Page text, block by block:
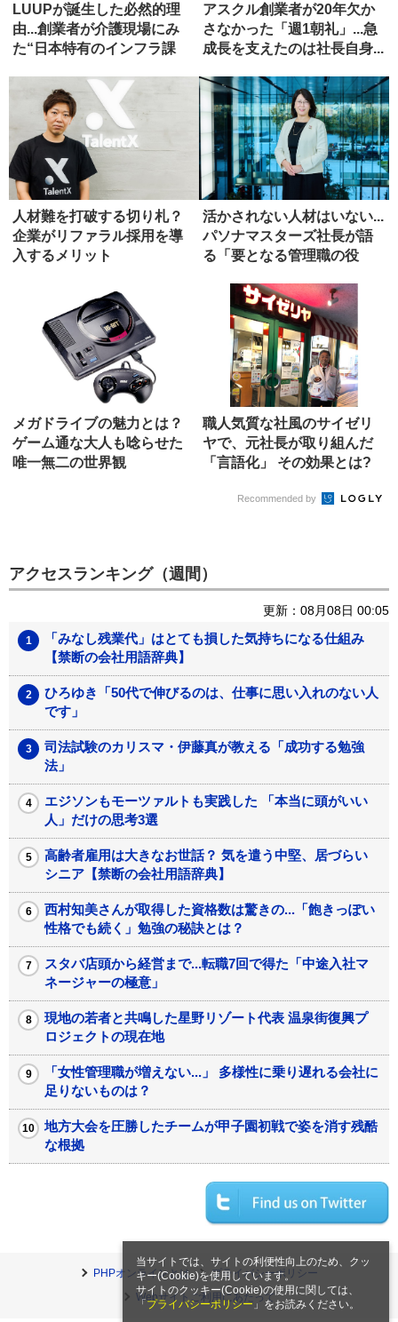
当サイトでは、サイトの利便性向上のため、クッ
キー(Cookie)を使用しています。
サイトのクッキー(Cookie)の使用に関しては、
「 プライバシーポリシー 」をお読みください。
LUUPが誕生した必然的理
由...創業者が介護現場にみ
た“日本特有のインフラ課
アスクル創業者が20年欠か
さなかった「週1朝礼」...急
成長を支えたのは社長自身...
人材難を打破する切り札？
企業がリファラル採用を導
入するメリット
活かされない人材はいない...
パソナマスターズ社長が語
る「要となる管理職の役
メガドライブの魅力とは？
ゲーム通な大人も唸らせた
唯一無二の世界観
職人気質な社風のサイゼリ
ヤで、元社長が取り組んだ
「言語化」 その効果とは?
Recommended by
アクセスランキング（週間）
更新：08月08日 00:05
「みなし残業代」はとても損した気持ちになる仕組み
【禁断の会社用語辞典】
ひろゆき「50代で伸びるのは、仕事に思い入れのない人
です」
司法試験のカリスマ・伊藤真が教える「成功する勉強
法」
エジソンもモーツァルトも実践した 「本当に頭がいい
人」だけの思考3選
高齢者雇用は大きなお世話？ 気を遣う中堅、居づらい
シニア【禁断の会社用語辞典】
西村知美さんが取得した資格数は驚きの...「飽きっぽい
性格でも続く」勉強の秘訣とは？
スタバ店頭から経営まで...転職7回で得た「中途入社マ
ネージャーの極意」
現地の若者と共鳴した星野リゾート代表 温泉街復興プ
ロジェクトの現在地
「女性管理職が増えない...」 多様性に乗り遅れる会社に
足りないものは？
地方大会を圧勝したチームが甲子園初戦で姿を消す残酷
な根拠
PHPオンラインとは
プライバシーポリシー
Webサイトご利用にあたって